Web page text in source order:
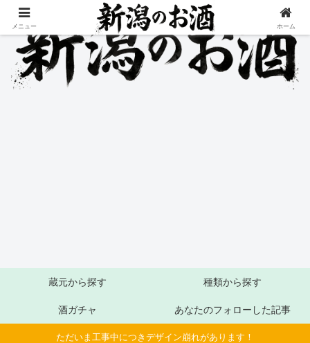
蔵元から探す 種類から探す
酒ガチャ あなたのフォローした記事
ただいま工事中につきデザイン崩れがあります！
メニュー ホーム